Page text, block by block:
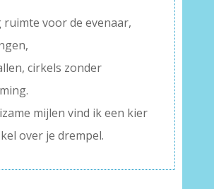
ruimte voor de evenaar,
cirkels zonder
mijlen vind ik een kier
over je drempel.